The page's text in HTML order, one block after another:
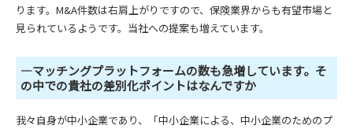
ります。M&A件数は右肩上がりですので、保険業界からも有望市場と
見られているようです。当社への提案も増えています。
―マッチングプラットフォームの数も急増しています。そ
の中での貴社の差別化ポイントはなんですか
我々自身が中小企業であり、「中小企業による、中小企業のためのプ